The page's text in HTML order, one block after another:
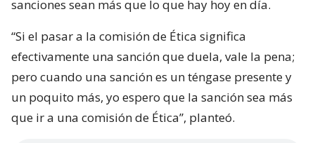
sanciones sean más que lo que hay hoy en día.
“Si el pasar a la comisión de Ética significa
efectivamente una sanción que duela, vale la pena;
pero cuando una sanción es un téngase presente y
un poquito más, yo espero que la sanción sea más
que ir a una comisión de Ética”, planteó.